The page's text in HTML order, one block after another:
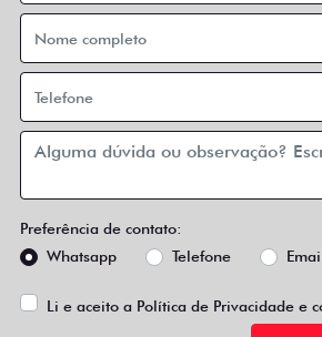
Preferência de contato:
Whatsapp
Telefone
Li e aceito a Política de Privacidadee